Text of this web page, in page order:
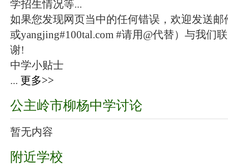
学招生情况等...
如果您发现网页当中的任何错误，欢迎发送邮
或yangjing#100tal.com #请用@代替）与我们
谢!
中学小贴士
... 更多>>
公主岭市柳杨中学讨论
暂无内容
附近学校